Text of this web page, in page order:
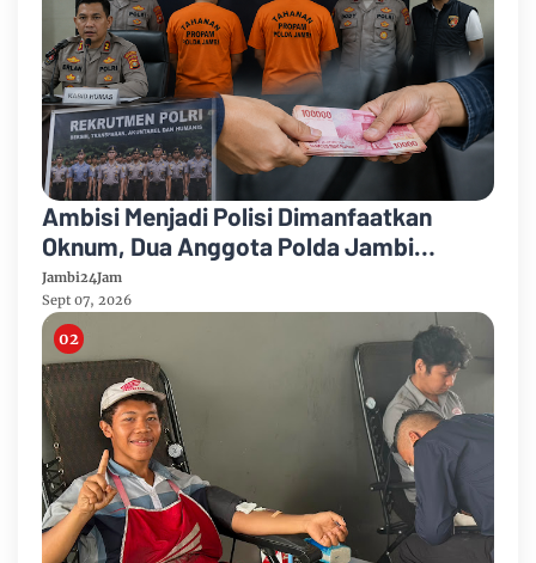
Ambisi Menjadi Polisi Dimanfaatkan
Oknum, Dua Anggota Polda Jambi
Diduga Tipu Calon Bintara dengan Janji
Kelulusan
Jambi24Jam
Sept 07, 2026